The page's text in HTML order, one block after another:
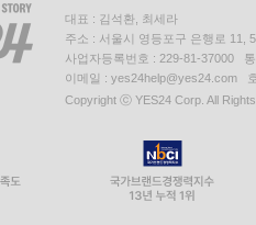
대표 : 김석환, 최세라
주소 : 서울시 영등포구 은행로 11,
사업자등록번호 : 229-81-37000
이메일 : yes24help@yes24.com
Copyright ⓒ YES24 Corp. All